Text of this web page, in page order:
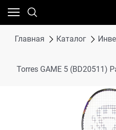
Главная Каталог
Torres GAME 5 (BD20511)